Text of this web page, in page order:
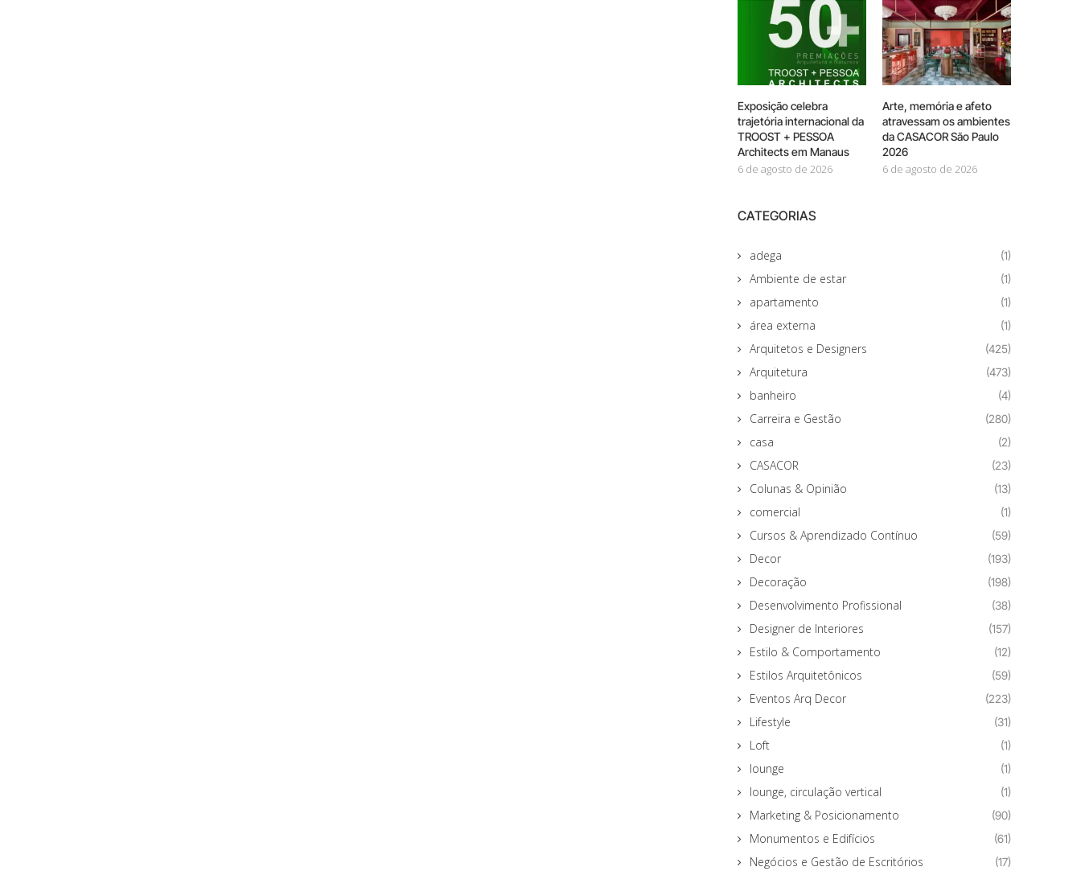
Exposição celebra
trajetória internacional da
TROOST + PESSOA
Architects em Manaus
6 de agosto de 2026
Arte, memória e afeto
atravessam os ambientes
da CASACOR São Paulo
2026
6 de agosto de 2026
CATEGORIAS
adega (1)
Ambiente de estar (1)
apartamento (1)
área externa (1)
Arquitetos e Designers (425)
Arquitetura (473)
banheiro (4)
Carreira e Gestão (280)
casa (2)
CASACOR (23)
Colunas & Opinião (13)
comercial (1)
Cursos & Aprendizado Contínuo (59)
Decor (193)
Decoração (198)
Desenvolvimento Profissional (38)
Designer de Interiores (157)
Estilo & Comportamento (12)
Estilos Arquitetônicos (59)
Eventos Arq Decor (223)
Lifestyle (31)
Loft (1)
lounge (1)
lounge, circulação vertical (1)
Marketing & Posicionamento (90)
Monumentos e Edifícios (61)
Negócios e Gestão de Escritórios (17)